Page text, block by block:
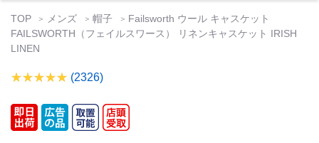
TOP メンズ 帽子
Failsworth ウール キャスケット
FAILSWORTH（フェイルスワース） リネンキャスケット IRISH
LINEN
(2326)